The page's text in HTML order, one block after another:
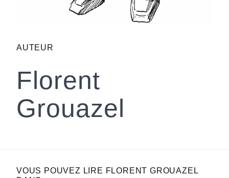
AUTEUR
Florent
Grouazel
VOUS POUVEZ LIRE FLORENT GROUAZEL